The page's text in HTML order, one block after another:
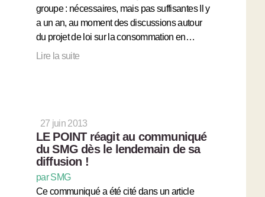
groupe : nécessaires, mais pas suffisantes Il y
a un an, au moment des discussions autour
du projet de loi sur la consommation en…
Lire la suite
27 juin 2013
LE POINT réagit au communiqué
du SMG dès le lendemain de sa
diffusion !
par SMG
Ce communiqué a été cité dans un article